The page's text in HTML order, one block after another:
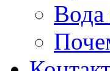
Вода